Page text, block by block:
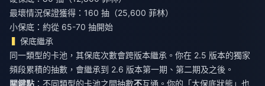
最壞情況保證獲得：160 抽（25,600 菲林）
小保底：約從 65-70 抽開始
保底繼承
同一類型的卡池，其保底次數會跨版本繼承。你在 2.5 版本的獨家
頻段累積的抽數，會繼承到 2.6 版本第一期、第二期及之後。
關鍵點 ：不同類型的卡池之間抽數不互通。你的「大保底狀態」也